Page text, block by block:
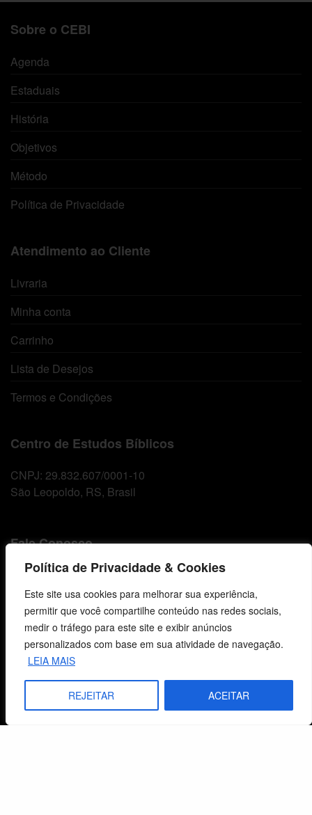
Política de Privacidade & Cookies
Este site usa cookies para melhorar sua experiência,
permitir que você compartilhe conteúdo nas redes sociais,
medir o tráfego para este site e exibir anúncios
personalizados com base em sua atividade de navegação.
LEIA MAIS
REJEITAR ACEITAR
Sobre o CEBI
Agenda
Estaduais
História
Objetivos
Método
Política de Privacidade
Atendimento ao Cliente
Livraria
Minha conta
Carrinho
Lista de Desejos
Termos e Condições
Centro de Estudos Bíblicos
CNPJ: 29.832.607/0001-10
São Leopoldo, RS, Brasil
Fale Conosco
E-mails
vendas@cebi.org.br
comunicacao@cebi.org.br
WhatsApp / Vendas
+55 (51) 99734-4518
WhatsApp / Comunicação
+55 (51) 99799-3041